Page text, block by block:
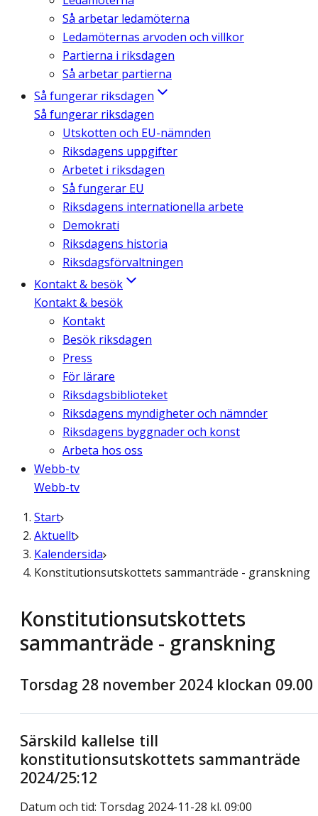
Så arbetar ledamöterna
Ledamöternas arvoden och villkor
Partierna i riksdagen
Så arbetar partierna
Så fungerar riksdagen
Så fungerar riksdagen
Utskotten och EU-nämnden
Riksdagens uppgifter
Arbetet i riksdagen
Så fungerar EU
Riksdagens internationella arbete
Demokrati
Riksdagens historia
Riksdagsförvaltningen
Kontakt & besök
Kontakt & besök
Kontakt
Besök riksdagen
Press
För lärare
Riksdagsbiblioteket
Riksdagens myndigheter och nämnder
Riksdagens byggnader och konst
Arbeta hos oss
Webb-tv
Webb-tv
Start
Aktuellt
Kalendersida
Konstitutionsutskottets sammanträde - granskning
Konstitutionsutskottets
sammanträde - granskning
Torsdag 28 november 2024 klockan 09.00
Särskild kallelse till
konstitutionsutskottets sammanträde
2024/25:12
Datum och tid: Torsdag 2024-11-28 kl. 09:00